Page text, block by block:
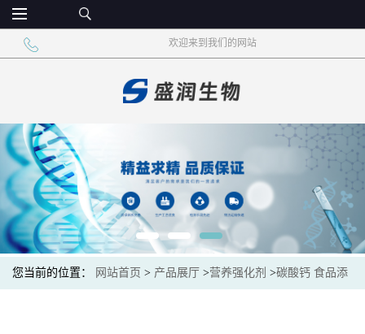
欢迎来到我们的网站
您当前的位置： 网站首页 > 产品展厅 >营养强化剂 >碳酸钙 食品添